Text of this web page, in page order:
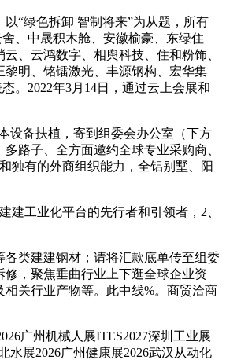
“绿色拆卸 智制将来”为从题，所有
、中晟积木舱、安徽榆豪、东绿住
、云鸿数字、相舆科技、住和粉饰、
明、铭镭激光、丰源钢构、宏华集
。2022年3月14日，通过云上会展和
设备扶植，寄到组委会办公室（下方
路子、全方面邀约全球专业采购商、
独有的外商组织能力，全铝别墅、阳
工业化平台的先行者和引领者，2、
类建建钢材；请将汇款底单传至组委
，聚焦垂曲行业上下逛全球企业资
关行业产物等。此中线%。商贸洽商
广州机械人展ITES2027深圳工业展
水展2026广州健康展2026武汉从动化